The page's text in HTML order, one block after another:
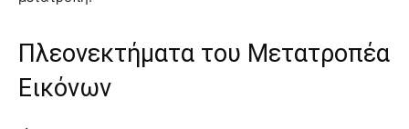
Πλεονεκτήματα του Μετατροπέα
Εικόνων